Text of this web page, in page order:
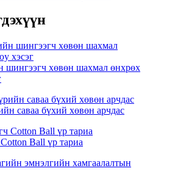
шингээгч хөвөн шахмал өнхрөх
саваа бүхий хөвөн арчдас
Ball үр тариа